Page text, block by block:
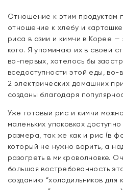
Отношение к этим продуктам
отношение к хлебу и
риса в азии и кимчи в Корее —
кого. Я упоминаю их в своей
во-первых, хотелось бы
вседоступности этой еды, во-
2 электрических домашних
созданы благодаря
Уже готовый рис и кимчи
маленьких упаковках
размера, так же как и рис (в
который не нужно варить, а
разогреть в микроволновке.
большая востребованность
созданию “холодильников для